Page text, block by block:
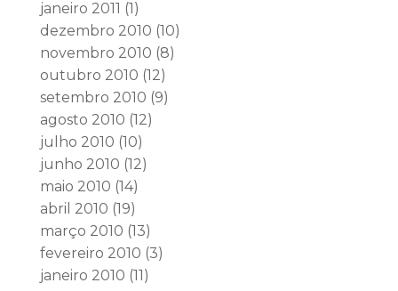
janeiro 2011 (1)
dezembro 2010 (10)
novembro 2010 (8)
outubro 2010 (12)
setembro 2010 (9)
agosto 2010 (12)
julho 2010 (10)
junho 2010 (12)
maio 2010 (14)
abril 2010 (19)
março 2010 (13)
fevereiro 2010 (3)
janeiro 2010 (11)